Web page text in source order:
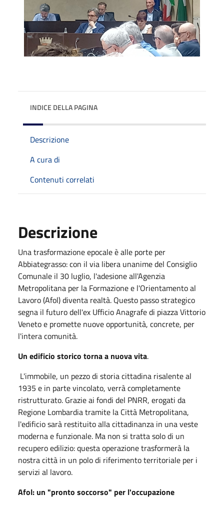
INDICE DELLA PAGINA
Descrizione
A cura di
Contenuti correlati
Descrizione
Una trasformazione epocale è alle porte per
Abbiategrasso: con il via libera unanime del Consiglio
Comunale il 30 luglio, l'adesione all'Agenzia
Metropolitana per la Formazione e l'Orientamento al
Lavoro (Afol) diventa realtà. Questo passo strategico
segna il futuro dell'ex Ufficio Anagrafe di piazza Vittorio
Veneto e promette nuove opportunità, concrete, per
l'intera comunità.
Un edificio storico torna a nuova vita.
L'immobile, un pezzo di storia cittadina risalente al
1935 e in parte vincolato, verrà completamente
ristrutturato. Grazie ai fondi del PNRR, erogati da
Regione Lombardia tramite la Città Metropolitana,
l'edificio sarà restituito alla cittadinanza in una veste
moderna e funzionale. Ma non si tratta solo di un
recupero edilizio: questa operazione trasformerà la
nostra città in un polo di riferimento territoriale per i
servizi al lavoro.
Afol: un "pronto soccorso" per l'occupazione